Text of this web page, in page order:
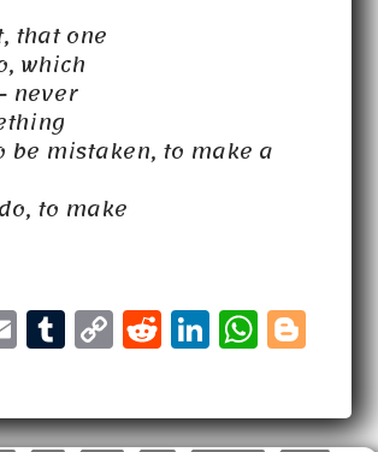
that one
which
never
be mistaken, to make a
to make
E
m
a
T
u
m
C
o
p
R
e
d
Li
n
k
W
h
a o